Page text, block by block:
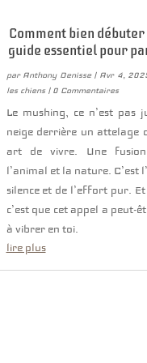
Comment bien
guide essentiel pour
par Anthony Denisse| Avr 4,
les chiens| 0 Commentaires
Le mushing, ce n’est pas
neige derrière un attelage
art de vivre. Une fusion
l’animal et la nature. C’est
silence et de l’effort pur. Et
c’est que cet appel a peut-
à vibrer en toi.
lire plus